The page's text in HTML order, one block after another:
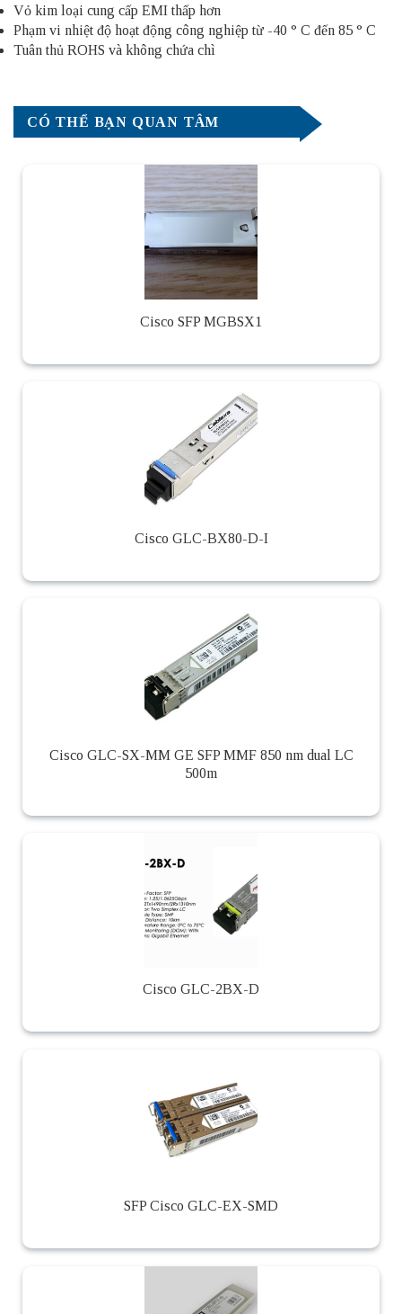
Vỏ kim loại cung cấp EMI thấp hơn
Phạm vi nhiệt độ hoạt động công nghiệp từ -40 ° C đến 85 ° C
Tuân thủ ROHS và không chứa chì
CÓ THỂ BẠN QUAN TÂM
Cisco SFP MGBSX1
Cisco GLC-BX80-D-I
Cisco GLC-SX-MM GE SFP MMF 850 nm dual LC
500m
Cisco GLC-2BX-D
SFP Cisco GLC-EX-SMD